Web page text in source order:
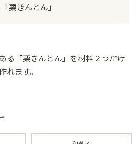
栗きんとん」
る「栗きんとん」を材料２つだけ
れます。